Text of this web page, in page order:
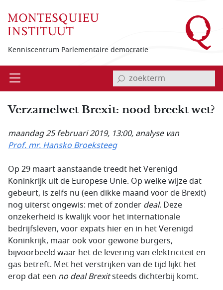
Kenniscentrum Parlementaire democratie
Open invoerveld zoekterm
Verzamelwet Brexit: nood breekt wet?
maandag 25 februari 2019, 13:00, analyse van
Prof. mr. Hansko Broeksteeg
Op 29 maart aanstaande treedt het Verenigd
Koninkrijk uit de Europese Unie. Op welke wijze dat
gebeurt, is zelfs nu (een dikke maand voor de Brexit)
nog uiterst ongewis: met of zonder deal. Deze
onzekerheid is kwalijk voor het internationale
bedrijfsleven, voor expats hier en in het Verenigd
Koninkrijk, maar ook voor gewone burgers,
bijvoorbeeld waar het de levering van elektriciteit en
gas betreft. Met het verstrijken van de tijd lijkt het
erop dat een no deal Brexitsteeds dichterbij komt.